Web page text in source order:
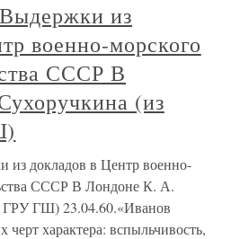
из
военно-морского
СССР В
(из
докладов в Центр военно-
СССР В Лондоне К. А.
ГРУ ГШ) 23.04.60.«Иванов
черт характера: вспыльчивость,